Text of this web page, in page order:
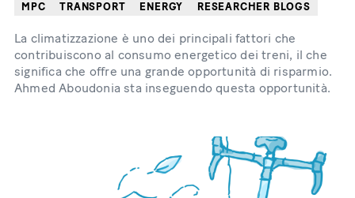
MPC TRANSPORT ENERGY RESEARCHER BLOGS
La climatizzazione è uno dei principali fattori che
contribuiscono al consumo energetico dei treni, il che
significa che offre una grande opportunità di risparmio.
Ahmed Aboudonia sta inseguendo questa opportunità.